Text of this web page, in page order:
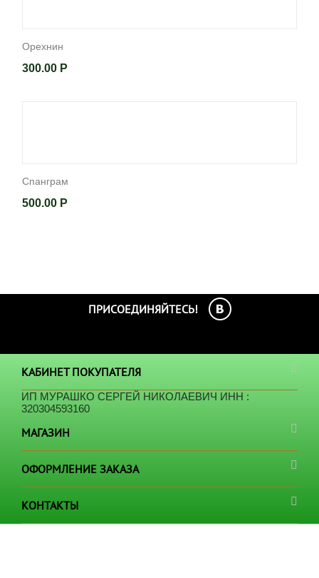
Орехнин
300.00 Р
Спанграм
500.00 Р
ПРИСОЕДИНЯЙТЕСЬ!
КАБИНЕТ ПОКУПАТЕЛЯ
ИП МУРАШКО СЕРГЕЙ НИКОЛАЕВИЧ ИНН :
320304593160
МАГАЗИН
ОФОРМЛЕНИЕ ЗАКАЗА
КОНТАКТЫ